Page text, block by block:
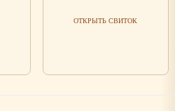
ОТКРЫТЬ СВИТОК